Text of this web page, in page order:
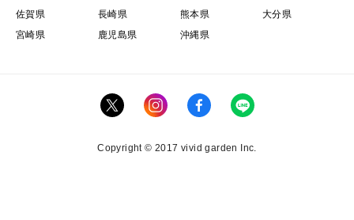
佐賀県
長崎県 熊本県
大分県
宮崎県
鹿児島県 沖縄県
Copyright © 2017 vivid garden Inc.